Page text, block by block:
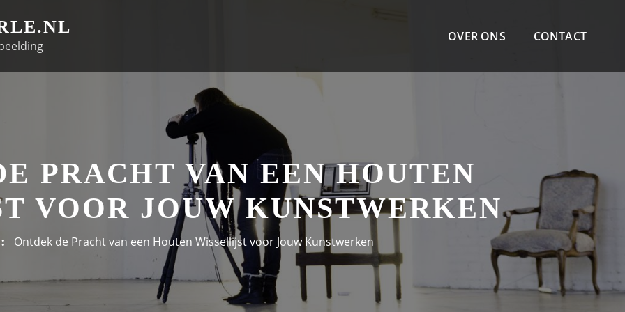
OVER ONS CONTACT
PRACHT VAN EEN HOUTEN
VOOR JOUW KUNSTWERKEN
Ontdek de Pracht van een Houten Wissellijst voor Jouw Kunstwerken